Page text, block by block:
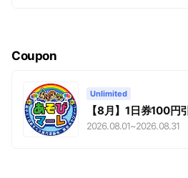
ゲームを楽しむ「ボールシュート
具を揃えた「ふわふわランド」な
験・体感できるあそびを中心に大
ションを取り揃えています。 入場
ータウンなど一部アトラクション
Coupon
Unlimited
【8月】1日券100円
2026.08.01~2026.08.31